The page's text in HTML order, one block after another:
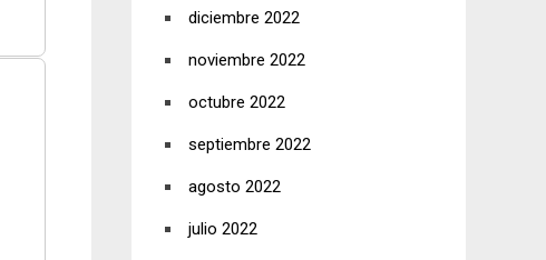
diciembre 2022
noviembre 2022
octubre 2022
septiembre 2022
agosto 2022
julio 2022